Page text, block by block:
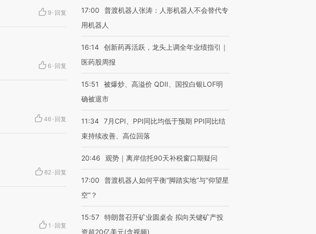
9 · 回复
6 · 回复
46 · 回复
82 · 回复
1 · 回复
17:00
普渡机器人张涛：人形机器人不会替代专
用机器人
16:14 创新药再活跃，龙头上调全年业绩指引｜
医药股周报
15:51
被爆炒、高溢价 QDII、国投白银LOF明
确被退市
11:34 7月CPI、PPI同比均低于预期 PPI同比结
束持续改善、高位回落
20:46 观势｜离岸信托90天补税窗口期疑问
17:00
普渡机器人如何平衡“脚踏实地”与“仰望星
空”？
15:57 特朗普召开矿业圆桌会 拟向关键矿产投
资超20亿美元(含视频)